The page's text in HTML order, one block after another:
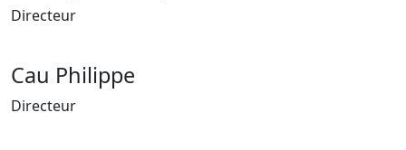
Directeur
Cau Philippe
Directeur